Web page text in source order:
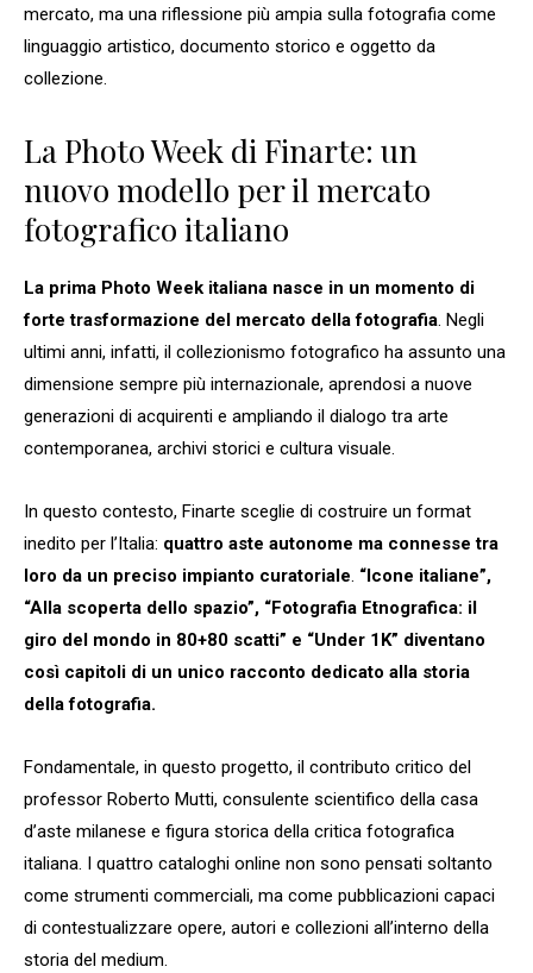
mercato, ma una riflessione più ampia sulla fotografia come
linguaggio artistico, documento storico e oggetto da
collezione.
La Photo Week di Finarte: un
nuovo modello per il mercato
fotografico italiano
La prima Photo Week italiana nasce in un momento di
forte trasformazione del mercato della fotografia. Negli
ultimi anni, infatti, il collezionismo fotografico ha assunto una
dimensione sempre più internazionale, aprendosi a nuove
generazioni di acquirenti e ampliando il dialogo tra arte
contemporanea, archivi storici e cultura visuale.
In questo contesto, Finarte sceglie di costruire un format
inedito per l’Italia: quattro aste autonome ma connesse tra
loro da un preciso impianto curatoriale. “Icone italiane”,
“Alla scoperta dello spazio”, “Fotografia Etnografica: il
giro del mondo in 80+80 scatti” e “Under 1K” diventano
così capitoli di un unico racconto dedicato alla storia
della fotografia.
Fondamentale, in questo progetto, il contributo critico del
professor Roberto Mutti, consulente scientifico della casa
d’aste milanese e figura storica della critica fotografica
italiana. I quattro cataloghi online non sono pensati soltanto
come strumenti commerciali, ma come pubblicazioni capaci
di contestualizzare opere, autori e collezioni all’interno della
storia del medium.